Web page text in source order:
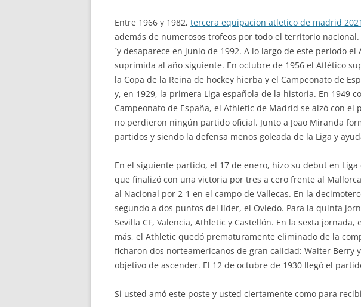
Entre 1966 y 1982, tercera equipacion atletico de madrid 2021
además de numerosos trofeos por todo el territorio
´y desaparece en junio de 1992. A lo largo de este período
suprimida al año siguiente. En octubre de 1956 el Atlético
la Copa de la Reina de hockey hierba y el Campeonato de
y, en 1929, la primera Liga española de la historia. En 1949
Campeonato de España, el Athletic de Madrid se alzó con
no perdieron ningún partido oficial. Junto a Joao Miranda
partidos y siendo la defensa menos goleada de la Liga y
En el siguiente partido, el 17 de enero, hizo su debut en
que finalizó con una victoria por tres a cero frente al
al Nacional por 2-1 en el campo de Vallecas. En la
segundo a dos puntos del líder, el Oviedo. Para la quinta
Sevilla CF, Valencia, Athletic y Castellón. En la sexta
más, el Athletic quedó prematuramente eliminado de la
ficharon dos norteamericanos de gran calidad: Walter Berry
objetivo de ascender. El 12 de octubre de 1930 llegó el
Si usted amó este poste y usted ciertamente como para